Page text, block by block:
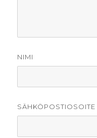
NIMI
SÄHKÖPOSTIOSOITE